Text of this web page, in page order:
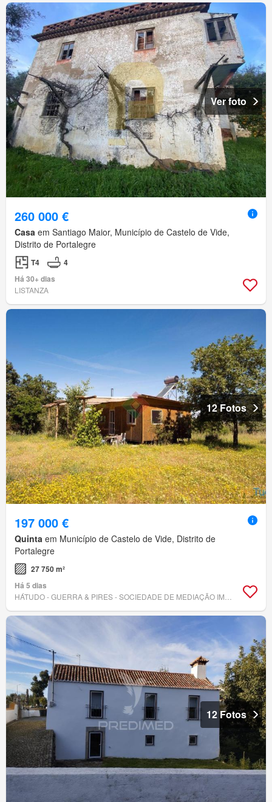
Ver foto
260 000 €
Casa em Santiago Maior, Município de Castelo de Vide,
Distrito de Portalegre
T4
4
Há 30+ dias
LISTANZA
12 Fotos
197 000 €
Quinta em Município de Castelo de Vide, Distrito de
Portalegre
27 750 m²
Há 5 dias
12 Fotos